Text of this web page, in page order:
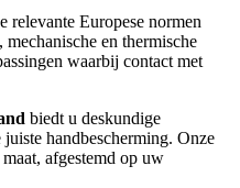
relevante Europese normen
en thermische
waarbij contact met
biedt u deskundige
handbescherming. Onze
afgestemd op uw